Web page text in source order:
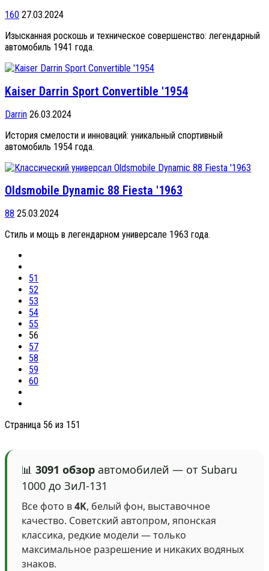
160 27.03.2024
Изысканная роскошь и техническое совершенство: легендарный
автомобиль 1941 года.
Kaiser Darrin Sport Convertible '1954
Darrin 26.03.2024
История смелости и инноваций: уникальный спортивный
автомобиль 1954 года.
Oldsmobile Dynamic 88 Fiesta '1963
88 25.03.2024
Стиль и мощь в легендарном универсале 1963 года.
51
52
53
54
55
56
57
58
59
60
Страница 56 из 151
📊 3091 обзор автомобилей — от Subaru
1000 до ЗиЛ-131
Все фото в4K, белый фон, выставочное
качество. Советский автопром, японская
классика, редкие модели — только
максимальное разрешение и никаких водяных
знаков.